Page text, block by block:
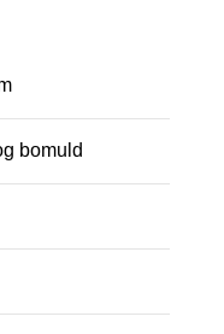
bomuld